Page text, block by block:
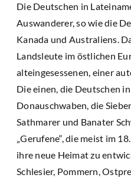
Die Deutschen in
Auswanderer, so wie die
Kanada und Australiens.
Landsleute im östlichen
alteingesessenen, einer
Die einen, die Deutschen
Donauschwaben, die
Sathmarer und Banater
„Gerufene“, die meist im
ihre neue Heimat zu
Schlesier, Pommern,